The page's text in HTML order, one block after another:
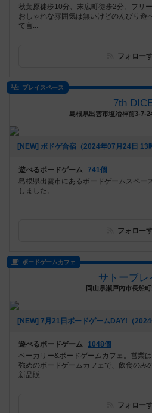
秋葉原徒歩10分、末広町徒歩2分。フリ
おしゃれな雰囲気は無いけどのんびり遊
て言...
フォロー
プレイスペース
7th
島根県出雲市塩冶神前3-7-
[NEW] ボドゲ合宿（2024年07月24日 13
遊べるボードゲーム 741個
島根県出雲市にあるボードゲームスペー
しました。
フォロー
ボードゲームカフェ
サトープレ
岡山県瀬戸内市長船
[NEW] 7月21日ボードゲームDAY!（
遊べるボードゲーム
1048個
ベーカリー&ボードゲームカフェ。営業
強めのボードゲームカフェで、飲食のみ
新品販...
フォロー